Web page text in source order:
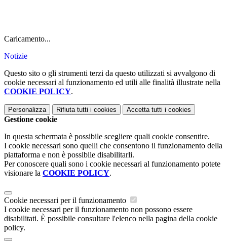
Caricamento...
Notizie
Questo sito o gli strumenti terzi da questo utilizzati si avvalgono di
cookie necessari al funzionamento ed utili alle finalità illustrate nella
COOKIE POLICY.
Personalizza Rifiuta tutti i cookies Accetta tutti i cookies
Gestione cookie
In questa schermata è possibile scegliere quali cookie consentire.
I cookie necessari sono quelli che consentono il funzionamento della
piattaforma e non è possibile disabilitarli.
Per conoscere quali sono i cookie necessari al funzionamento potete
visionare la COOKIE POLICY.
Cookie necessari per il funzionamento
I cookie necessari per il funzionamento non possono essere
disabilitati. È possibile consultare l'elenco nella pagina della cookie
policy.